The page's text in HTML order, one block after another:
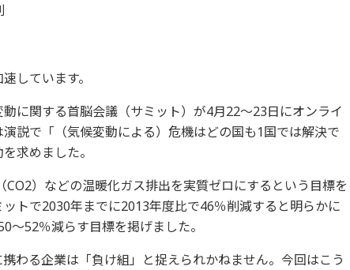
しています。
に関する首脳会議（サミット）が4月22～23日にオンライ
説で「（気候変動による）危機はどの国も1国では解決で
求めました。
）などの温暖化ガス排出を実質ゼロにするという目標を
トで2030年までに2013年度比で46％削減すると明らかに
～52％減らす目標を掲げました。
わる企業は「負け組」と捉えられかねません。今回はこう